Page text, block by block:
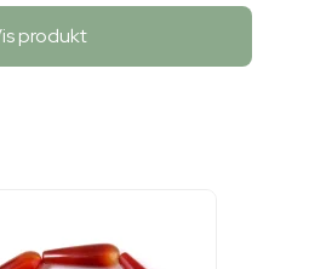
produkt